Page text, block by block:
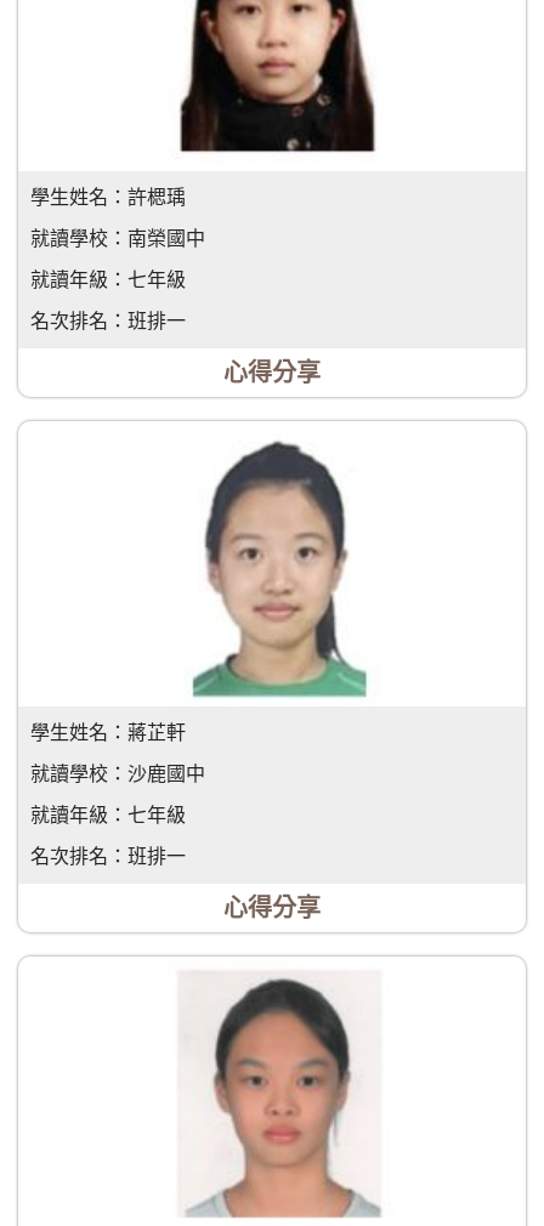
學生姓名： 許楒瑀
就讀學校： 南榮國中
就讀年級： 七年級
名次排名： 班排一
心得分享
學生姓名： 蔣芷軒
就讀學校： 沙鹿國中
就讀年級： 七年級
名次排名： 班排一
心得分享